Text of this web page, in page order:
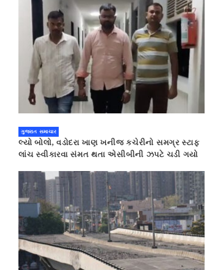
ગુજરાત સમાચાર
લ્યો બોલો, વડોદરા ખાણ ખનીજ કચેરીનો સમગ્ર સ્ટાફ
લાંચ સ્વીકારવા સંમત થતા એસીબીની ઝપટે ચડી ગયો